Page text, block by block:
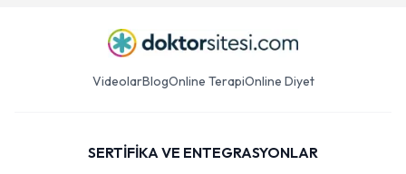
VideolarBlogOnline TerapiOnline Diyet
SERTİFİKA VE ENTEGRASYONLAR